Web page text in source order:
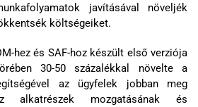
javításával növeljék
költségeiket.
hez és SAF-hoz készült első verziója
30-50 százalékkal növelte a
az ügyfelek jobban meg
alkatrészek mozgatásának és